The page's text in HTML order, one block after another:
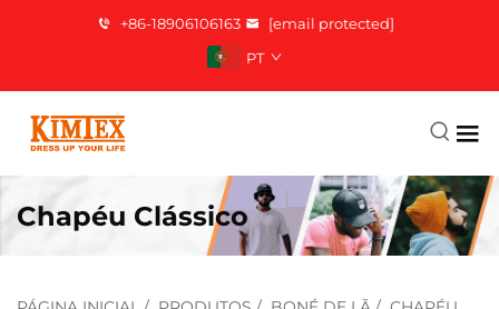
+86-18906106163
[email protected]
PT
Chapéu Clássico